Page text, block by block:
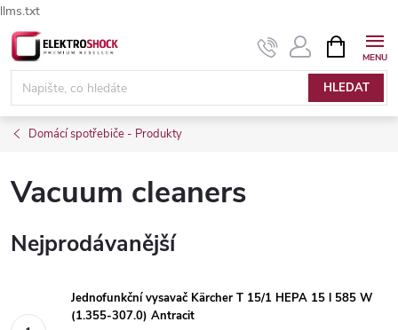
llms.txt
Přejít
na
obsah
HLEDAT
NÁKUPNÍ
KOŠÍK
Domácí spotřebiče - Produkty
Vacuum cleaners
Nejprodávanější
Jednofunkční vysavač Kärcher T 15/1 HEPA 15 l 585 W
(1.355-307.0) Antracit
Elektroshock.cz - Chat